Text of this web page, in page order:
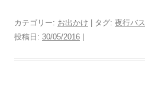
カテゴリー: お出かけ | タグ: 夜行バス
投稿日: 30/05/2016